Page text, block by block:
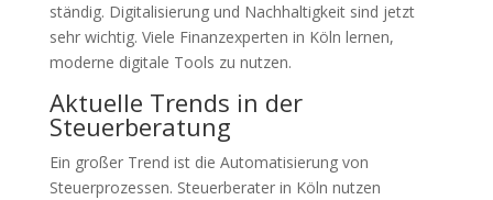
ständig. Digitalisierung und Nachhaltigkeit sind jetzt
sehr wichtig. Viele Finanzexperten in Köln lernen,
moderne digitale Tools zu nutzen.
Aktuelle Trends in der
Steuerberatung
Ein großer Trend ist die Automatisierung von
Steuerprozessen. Steuerberater in Köln nutzen